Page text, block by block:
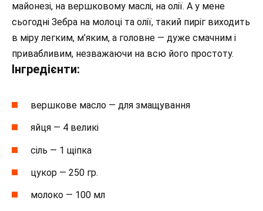
майонезі, на вершковому маслі, на олії. А у мене
сьогодні Зебра на молоці та олії, такий пиріг виходить
в міру легким, м’яким, а головне — дуже смачним і
привабливим, незважаючи на всю його простоту.
Інгредієнти:
вершкове масло — для змащування
яйця — 4 великі
сіль — 1 щіпка
цукор — 250 гр.
молоко — 100 мл